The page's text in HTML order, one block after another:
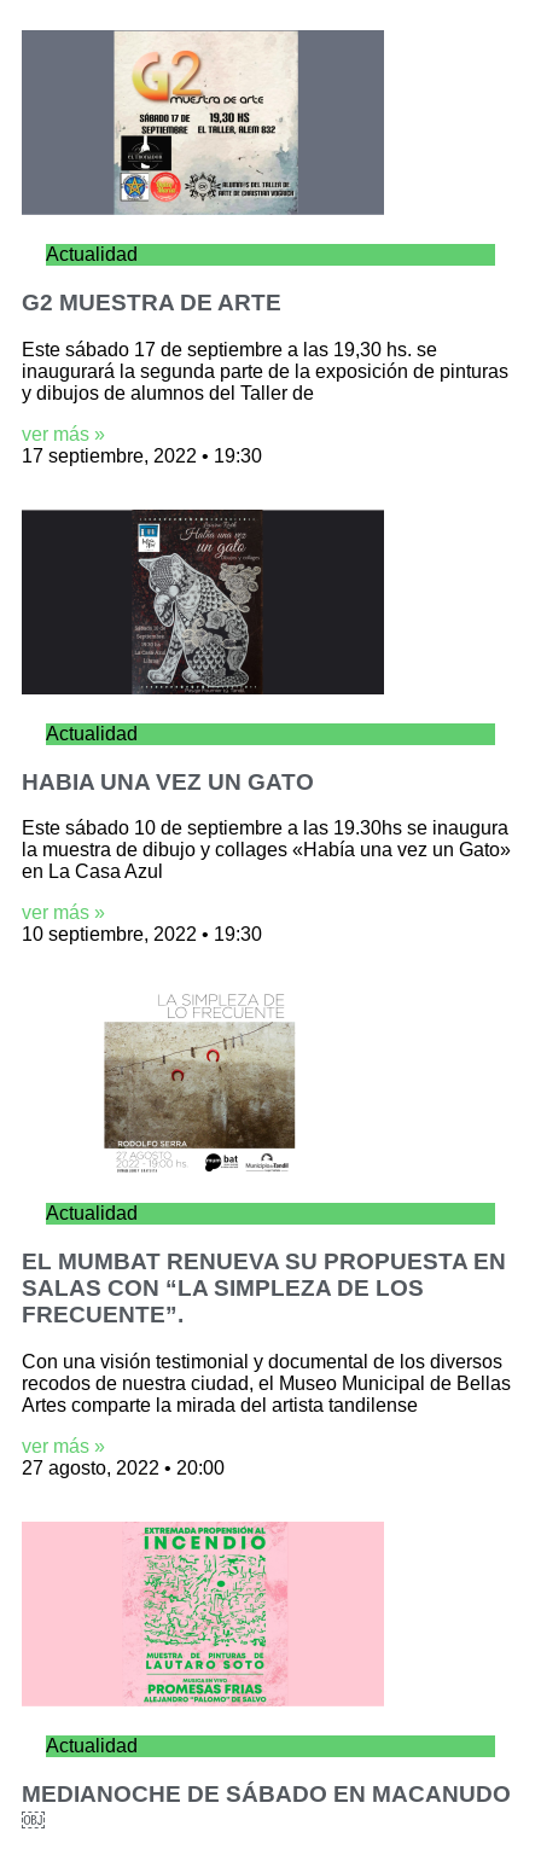
Actualidad
G2 MUESTRA DE ARTE
Este sábado 17 de septiembre a las 19,30 hs. se
inaugurará la segunda parte de la exposición de pinturas
y dibujos de alumnos del Taller de
ver más »
17 septiembre, 2022
19:30
Actualidad
HABIA UNA VEZ UN GATO
Este sábado 10 de septiembre a las 19.30hs se inaugura
la muestra de dibujo y collages «Había una vez un Gato»
en La Casa Azul
ver más »
10 septiembre, 2022
19:30
Actualidad
EL MUMBAT RENUEVA SU PROPUESTA EN
SALAS CON “LA SIMPLEZA DE LOS
FRECUENTE”.
Con una visión testimonial y documental de los diversos
recodos de nuestra ciudad, el Museo Municipal de Bellas
Artes comparte la mirada del artista tandilense
ver más »
27 agosto, 2022
20:00
Actualidad
MEDIANOCHE DE SÁBADO EN MACANUDO
￼